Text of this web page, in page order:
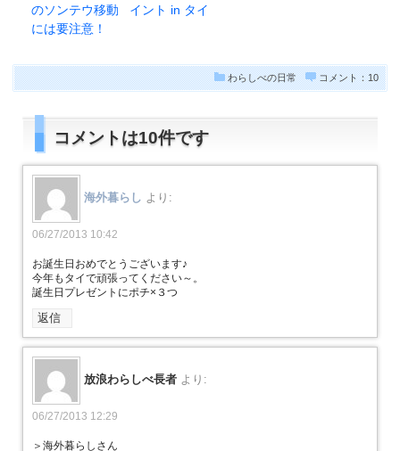
のソンテウ移動
には要注意！
イント in タイ
わらしべの日常 コメント：10
コメントは10件です
海外暮らし より:
06/27/2013 10:42
お誕生日おめでとうございます♪
今年もタイで頑張ってください～。
誕生日プレゼントにポチ×３つ
返信
放浪わらしべ長者 より:
06/27/2013 12:29
＞海外暮らしさん